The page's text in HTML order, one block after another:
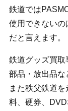
鉄道では
使用できないの
だと言えます。
鉄道グッズ買取
部品・放出品な
また秩父鉄道
料、硬券、DVD